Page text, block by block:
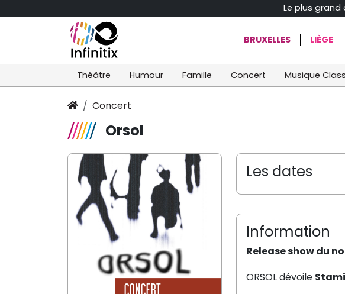
Le plus
BRUXELLES LIÈGE
Théâtre Humour Famille Concert Musique
Concert
Orsol
Les dates
Information
Release show du
ORSOL dévoile